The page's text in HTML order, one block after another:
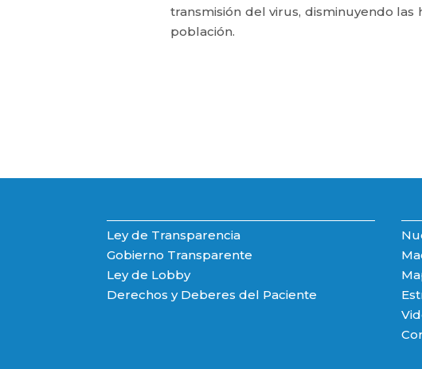
transmisión del virus, disminuyendo
población.
Ley de Transparencia
Gobierno Transparente
Ley de Lobby
Derechos y Deberes del Paciente